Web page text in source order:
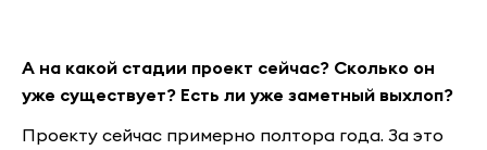
А на какой стадии проект сейчас? Сколько он
уже существует? Есть ли уже заметный выхлоп?
Проекту сейчас примерно полтора года. За это